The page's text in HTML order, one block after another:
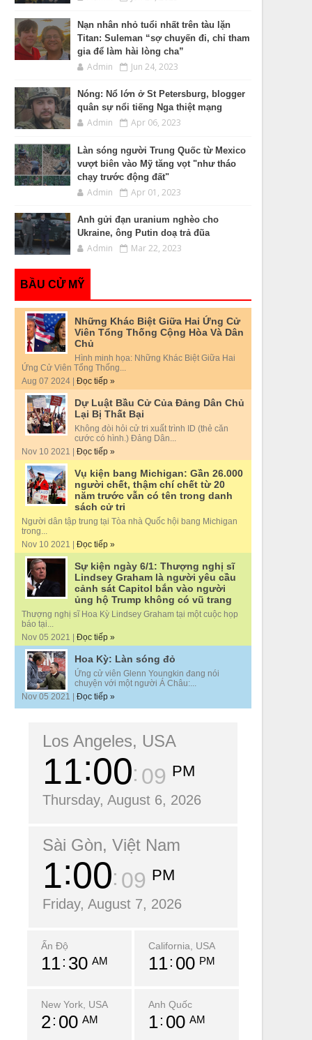
Nạn nhân nhỏ tuổi nhất trên tàu lặn
Titan: Suleman “sợ chuyến đi, chỉ tham
gia để làm hài lòng cha”
Admin Jun 24, 2023
Nóng: Nổ lớn ở St Petersburg, blogger
quân sự nổi tiếng Nga thiệt mạng
Admin Apr 06, 2023
Làn sóng người Trung Quốc từ Mexico
vượt biên vào Mỹ tăng vọt "như tháo
chạy trước động đất"
Admin Apr 01, 2023
Anh gửi đạn uranium nghèo cho
Ukraine, ông Putin doạ trả đũa
Admin Mar 22, 2023
BẦU CỬ MỸ
Những Khác Biệt Giữa Hai Ứng Cử
Viên Tổng Thống Cộng Hòa Và Dân
Chủ
Hình minh họa: Những Khác Biệt Giữa Hai
Ứng Cử Viên Tổng Thống...
Aug 07 2024 | Đọc tiếp »
Dự Luật Bầu Cử Của Đảng Dân Chủ
Lại Bị Thất Bại
Không đòi hỏi cử tri xuất trình ID (thẻ căn
cước có hình.) Đảng Dân...
Nov 10 2021 | Đọc tiếp »
Vụ kiện bang Michigan: Gần 26.000
người chết, thậm chí chết từ 20
năm trước vẫn có tên trong danh
sách cử tri
Người dân tập trung tại Tòa nhà Quốc hội bang Michigan
trong...
Nov 10 2021 | Đọc tiếp »
Sự kiện ngày 6/1: Thượng nghị sĩ
Lindsey Graham là người yêu cầu
cảnh sát Capitol bắn vào người
ủng hộ Trump không có vũ trang
Thượng nghị sĩ Hoa Kỳ Lindsey Graham tại một cuộc họp
báo tại...
Nov 05 2021 | Đọc tiếp »
Hoa Kỳ: Làn sóng đỏ
Ứng cử viên Glenn Youngkin đang nói
chuyện với một người Á Châu:...
Nov 05 2021 | Đọc tiếp »
Los Angeles, USA
11 00 10 PM
Thursday, August 6, 2026
Sài Gòn, Việt Nam
1 00 10 PM
Friday, August 7, 2026
Ấn Độ
11 30 AM
California, USA
11 00 PM
New York, USA
2 00 AM
Anh Quốc
1 00 AM